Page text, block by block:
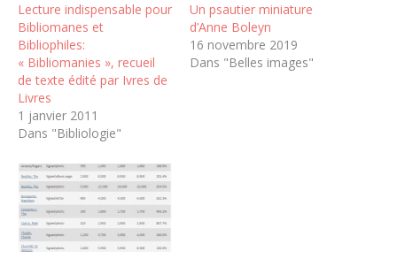
Lecture indispensable pour
Bibliomanes et
Bibliophiles:
« Bibliomanies », recueil
de texte édité par Ivres de
Livres
1 janvier 2011
Dans "Bibliologie"
Un psautier miniature
d’Anne Boleyn
16 novembre 2019
Dans "Belles images"